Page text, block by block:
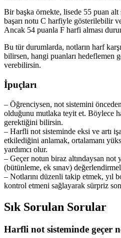
Bir başka örnekte, lisede 55 puan alt
başarı notu C harfiyle gösterilebilir
Ancak 54 puanla F harfi alması
Bu tür durumlarda, notların harf
bilirsen, hangi puanları hedeflemen
verebilirsin.
İpuçları
– Öğrenciysen, not sistemini
olduğunu mutlaka teyit et. Böylece
gerektiğini bilirsin.
– Harfli not sisteminde eksi ve artı
etkilediğini anlamak, ortalamanı
yardımcı olur.
– Geçer notun biraz altındaysan not
(bütünleme, ek sınav)
– Notlarını düzenli takip etmek, yıl
kontrol etmeni sağlayarak sürpriz
Sık Sorulan Sorular
Harfli not sisteminde geçer